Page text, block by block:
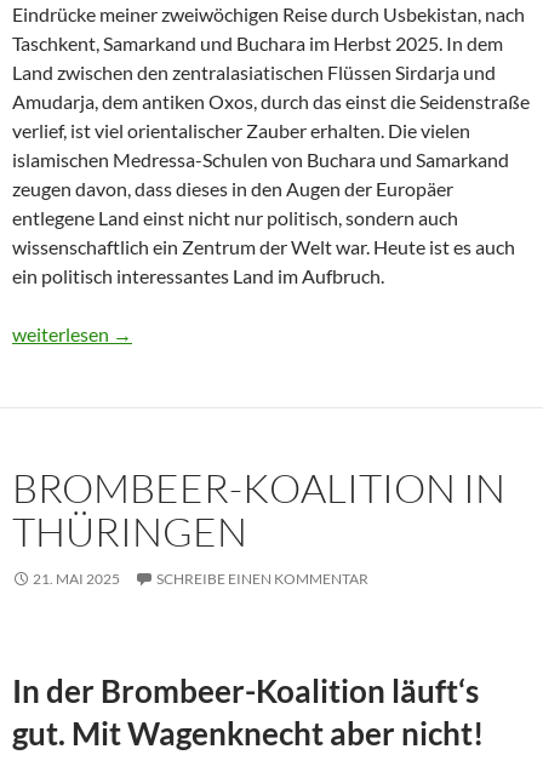
Eindrücke meiner zweiwöchigen Reise durch Usbekistan, nach
Taschkent, Samarkand und Buchara im Herbst 2025. In dem
Land zwischen den zentralasiatischen Flüssen Sirdarja und
Amudarja, dem antiken Oxos, durch das einst die Seidenstraße
verlief, ist viel orientalischer Zauber erhalten. Die vielen
islamischen Medressa-Schulen von Buchara und Samarkand
zeugen davon, dass dieses in den Augen der Europäer
entlegene Land einst nicht nur politisch, sondern auch
wissenschaftlich ein Zentrum der Welt war. Heute ist es auch
ein politisch interessantes Land im Aufbruch.
Usbekistan 2025: Unterwegs in einem Land im Aufbruch
weiterlesen →
BROMBEER-KOALITION IN
THÜRINGEN
21. MAI 2025 SCHREIBE EINEN KOMMENTAR
In der Brombeer-Koalition läuft‘s
gut. Mit Wagenknecht aber nicht!